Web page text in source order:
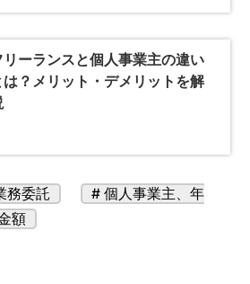
リーランスと個人事業主の違い
は？メリット・デメリットを解
務委託
タ
個人事業主、年
額